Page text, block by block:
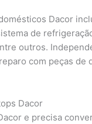
Dacor
de
outros.
com peças de
Dacor
e precisa